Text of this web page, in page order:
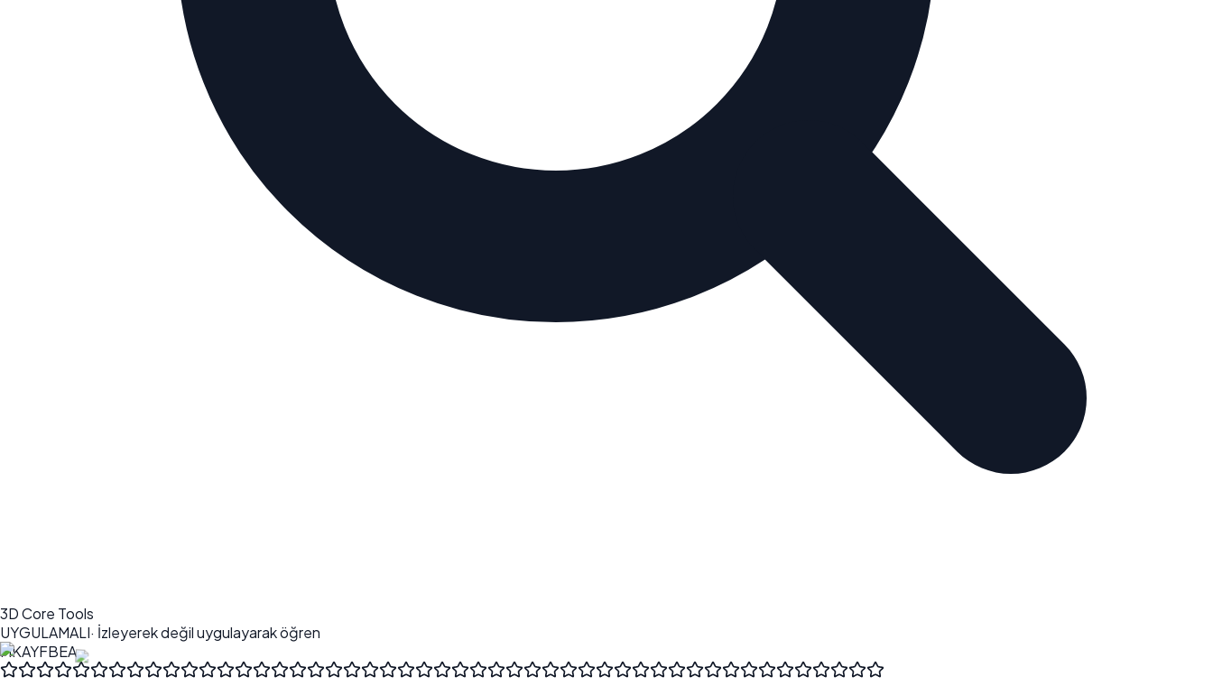
3D Core Tools
UYGULAMALI· İzleyerek değil uygulayarak öğren
MKAYFBEA